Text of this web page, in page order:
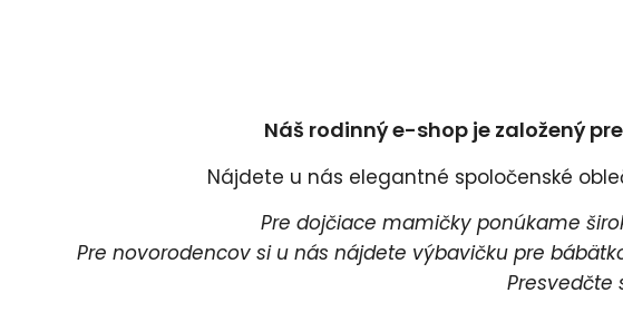
Náš rodinný e-shop je založený
Nájdete u nás elegantné spoločenské
Pre dojčiace mamičky ponúkame
Pre novorodencov si u nás nájdete výbavičku pre
Presvedčte